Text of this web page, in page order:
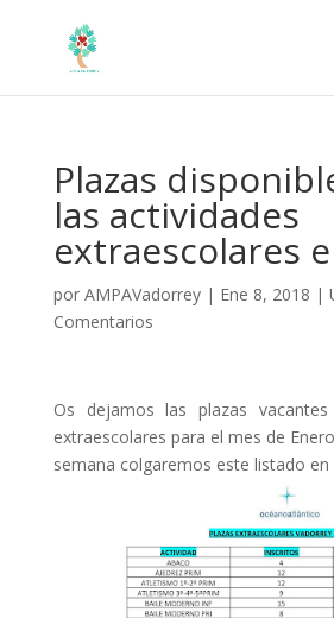
Plazas
las actividades
extraescolares
por AMPAVadorrey| Ene 8, 2018 |
Comentarios
Os dejamos las plazas
extraescolares para el mes de
semana colgaremos este listado en